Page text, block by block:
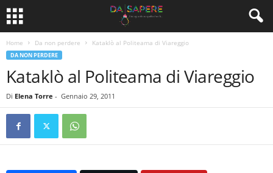
Home Da non perdere Kataklò al Politeama di Viareggio
DA NON PERDERE
Kataklò al Politeama di Viareggio
Di Elena Torre - Gennaio 29, 2011